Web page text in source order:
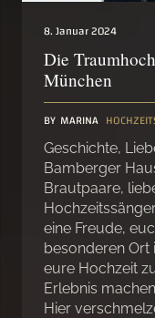
8. Januar 2024
Die
München
BY MARINA
Geschichte,
Bamberger
Brautpaare,
eine Freude,
besonderen Ort
eure Hochzeit
Erlebnis
Hier